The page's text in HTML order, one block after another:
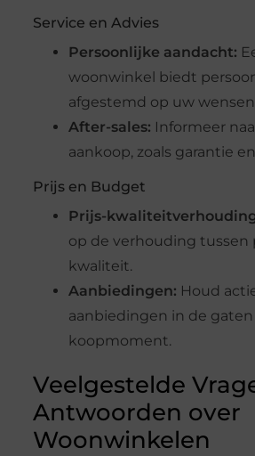
Service en Advies
Persoonlijke aandacht:
woonwinkel biedt
afgestemd op uw
After-sales: Informeer
aankoop, zoals garantie
Prijs en Budget
Prijs-
op de verhouding tussen
kwaliteit.
Aanbiedingen: Houd
aanbiedingen in de
koopmoment.
Veelgestelde
Antwoorden over
Woonwinkelen